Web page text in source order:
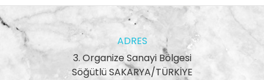
ADRES
3. Organize Sanayi Bölgesi
Söğütlü SAKARYA/TÜRKİYE